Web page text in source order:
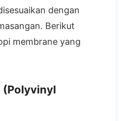
dengan
Berikut
membrane yang
(Polyvinyl